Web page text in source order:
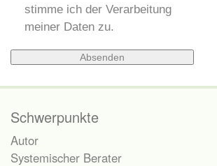
stimme ich der Verarbeitung
meiner Daten zu.
Schwerpunkte
Autor
Systemischer Berater